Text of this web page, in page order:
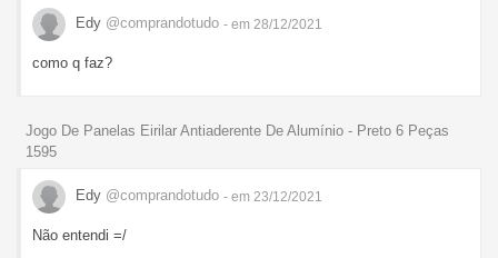
Edy @comprandotudo - em 28/12/2021
como q faz?
Jogo De Panelas Eirilar Antiaderente De Alumínio - Preto 6 Peças
1595
Edy @comprandotudo - em 23/12/2021
Não entendi =/